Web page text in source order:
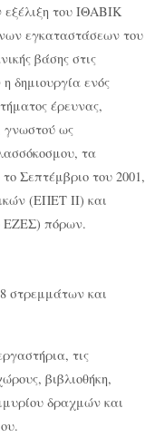
εξέλιξη του ΙΘΑΒΙΚ
εγκαταστάσεων του
βάσης στις
δημιουργία ενός
έρευνας,
γνωστού ως
τα
Σεπτέμβριο του 2001,
(ΕΠΕΤ ΙΙ) και
ΕΖΕΣ) πόρων.
στρεμμάτων και
τις
βιβλιοθήκη,
δραχμών και